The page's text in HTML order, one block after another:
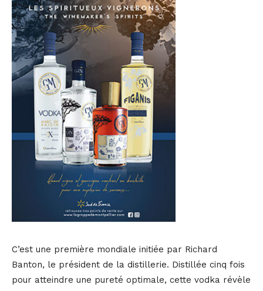
C’est une première mondiale initiée par Richard
Banton, le président de la distillerie. Distillée cinq fois
pour atteindre une pureté optimale, cette vodka révèle